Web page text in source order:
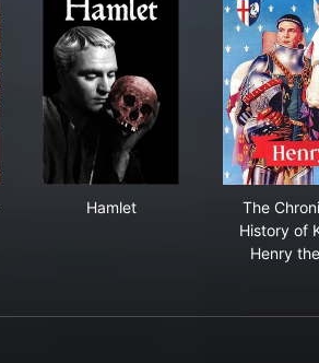
Hamlet
The
History of
Henry